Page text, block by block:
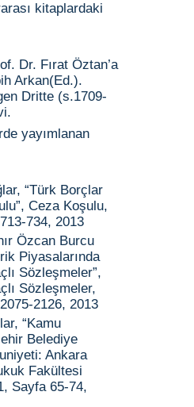
kitaplardaki
Dr. Fırat Öztan’a
Arkan(Ed.).
Dritte (s.1709-
yayımlanan
“Türk Borçlar
Ceza Koşulu,
734, 2013
Özcan Burcu
Piyasalarında
Sözleşmeler”,
Sözleşmeler,
2126, 2013
“Kamu
Belediye
Ankara
Fakültesi
Sayfa 65-74,